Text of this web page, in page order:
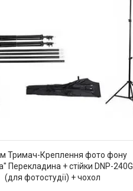
Тримач-Креплення фото фону
Перекладина + стійки DNP-240G
(для фотостудії) + чохол